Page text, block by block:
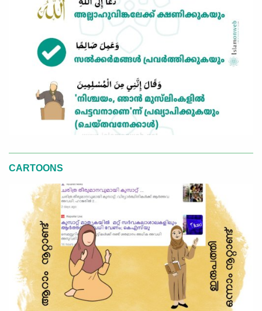
CARTOONS